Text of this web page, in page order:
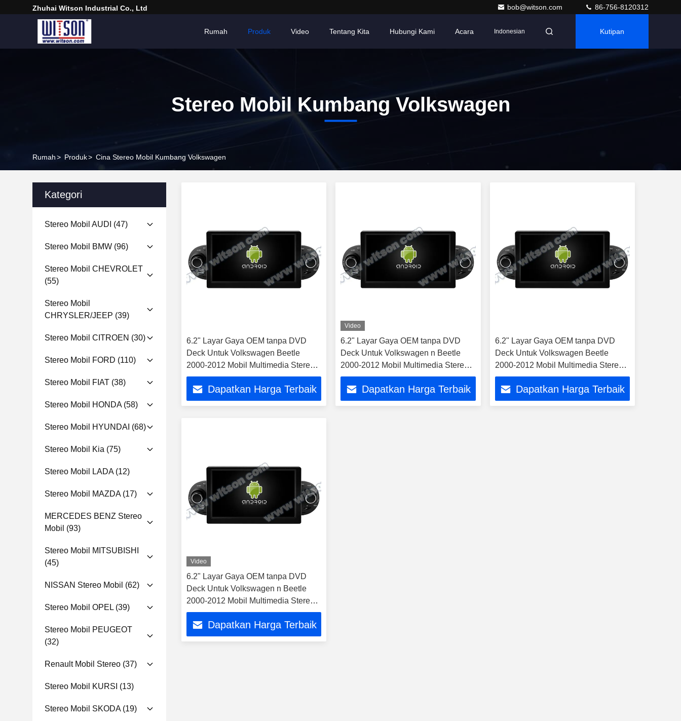
Zhuhai Witson Industrial Co., Ltd bob@witson.com 86-756-8120312
Rumah Produk Video Tentang Kita Hubungi Kami Acara Indonesian Kutipan
Stereo Mobil Kumbang Volkswagen
Rumah> Produk> Cina Stereo Mobil Kumbang Volkswagen
Kategori
Stereo Mobil AUDI (47)
Stereo Mobil BMW (96)
Stereo Mobil CHEVROLET
(55)
Stereo Mobil
CHRYSLER/JEEP (39)
Stereo Mobil CITROEN (30)
Stereo Mobil FORD (110)
Stereo Mobil FIAT (38)
Stereo Mobil HONDA(58)
Stereo Mobil HYUNDAI (68)
Stereo Mobil Kia (75)
Stereo Mobil LADA(12)
Stereo Mobil MAZDA(17)
MERCEDES BENZ Stereo
Mobil (93)
Stereo Mobil MITSUBISHI
(45)
NISSAN Stereo Mobil (62)
Stereo Mobil OPEL (39)
Stereo Mobil PEUGEOT
(32)
Renault Mobil Stereo (37)
Stereo Mobil KURSI (13)
Stereo Mobil SKODA(19)
6.2" Layar Gaya OEM tanpa DVD
Deck Untuk Volkswagen Beetle
2000-2012 Mobil Multimedia Stereo
GPS CarPlay Player
Dapatkan Harga Terbaik
Video
6.2" Layar Gaya OEM tanpa DVD
Deck Untuk Volkswagen n Beetle
2000-2012 Mobil Multimedia Stereo
GPS CarPlay Player ((TAS/TB
Dapatkan Harga Terbaik
6.2" Layar Gaya OEM tanpa DVD
Deck Untuk Volkswagen Beetle
2000-2012 Mobil Multimedia Stereo
GPS CarPlay Player
Dapatkan Harga Terbaik
Video
6.2" Layar Gaya OEM tanpa DVD
Deck Untuk Volkswagen n Beetle
2000-2012 Mobil Multimedia Stereo
GPS CarPlay Player ((TAS/TB
Dapatkan Harga Terbaik